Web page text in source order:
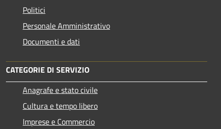
Politici
Personale Amministrativo
Documenti e dati
CATEGORIE DI SERVIZIO
Anagrafe e stato civile
Cultura e tempo libero
Imprese e Commercio